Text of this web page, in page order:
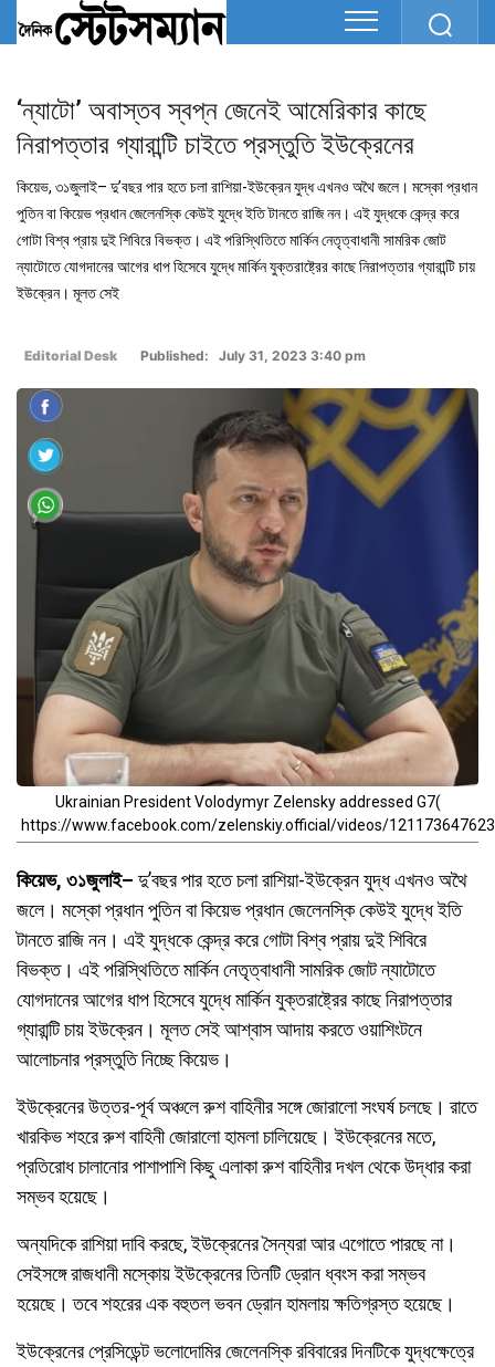
‘ন্যাটো’ অবাস্তব স্বপ্ন জেনেই আমেরিকার কাছে
নিরাপত্তার গ্যারান্টি চাইতে প্রস্তুতি ইউক্রেনের
কিয়েভ, ৩১জুলাই– দু’বছর পার হতে চলা রাশিয়া-ইউক্রেন যুদ্ধ এখনও অথৈ জলে। মস্কো প্রধান
পুতিন বা কিয়েভ প্রধান জেলেনস্কি কেউই যুদ্ধে ইতি টানতে রাজি নন। এই যুদ্ধকে কেন্দ্র করে
গোটা বিশ্ব প্রায় দুই শিবিরে বিভক্ত। এই পরিস্থিতিতে মার্কিন নেতৃত্বাধানী সামরিক জোট
ন্যাটোতে যোগদানের আগের ধাপ হিসেবে যুদ্ধে মার্কিন যুক্তরাষ্ট্রের কাছে নিরাপত্তার গ্যারান্টি চায়
ইউক্রেন। মূলত সেই
Editorial Desk Published: July 31, 2023 3:40 pm
Ukrainian President Volodymyr Zelensky addressed G7(
https://www.facebook.com/zelenskiy.official/videos/
কিয়েভ, ৩১জুলাই– দু’বছর পার হতে চলা রাশিয়া-ইউক্রেন যুদ্ধ এখনও অথৈ
জলে। মস্কো প্রধান পুতিন বা কিয়েভ প্রধান জেলেনস্কি কেউই যুদ্ধে ইতি
টানতে রাজি নন। এই যুদ্ধকে কেন্দ্র করে গোটা বিশ্ব প্রায় দুই শিবিরে
বিভক্ত। এই পরিস্থিতিতে মার্কিন নেতৃত্বাধানী সামরিক জোট ন্যাটোতে
যোগদানের আগের ধাপ হিসেবে যুদ্ধে মার্কিন যুক্তরাষ্ট্রের কাছে নিরাপত্তার
গ্যারান্টি চায় ইউক্রেন। মূলত সেই আশ্বাস আদায় করতে ওয়াশিংটনে
আলোচনার প্রস্তুতি নিচ্ছে কিয়েভ।
ইউক্রেনের উত্তর-পূর্ব অঞ্চলে রুশ বাহিনীর সঙ্গে জোরালো সংঘর্ষ চলছে। রাতে
খারকিভ শহরে রুশ বাহিনী জোরালো হামলা চালিয়েছে। ইউক্রেনের মতে,
প্রতিরোধ চালানোর পাশাপাশি কিছু এলাকা রুশ বাহিনীর দখল থেকে উদ্ধার করা
সম্ভব হয়েছে।
অন্যদিকে রাশিয়া দাবি করছে, ইউক্রেনের সৈন্যরা আর এগোতে পারছে না।
সেইসঙ্গে রাজধানী মস্কোয় ইউক্রেনের তিনটি ড্রোন ধ্বংস করা সম্ভব
হয়েছে। তবে শহরের এক বহুতল ভবন ড্রোন হামলায় ক্ষতিগ্রস্ত হয়েছে।
ইউক্রেনের প্রেসিডেন্ট ভলোদোমির জেলেনস্কি রবিবারের দিনটিকে যুদ্ধক্ষেত্রে